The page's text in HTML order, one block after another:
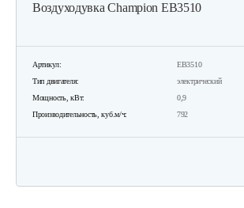
Воздуходувка Champion EB3510
Артикул:
EB3510
Тип двигателя:
электрический
Мощность, кВт:
0,9
Производительность, куб.м/ч:
792